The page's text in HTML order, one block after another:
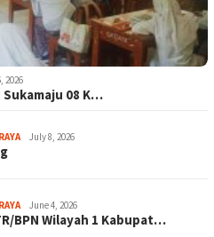
2026
08 K…
July 8, 2026
June 4, 2026
BPN Wilayah 1 Kabupat…